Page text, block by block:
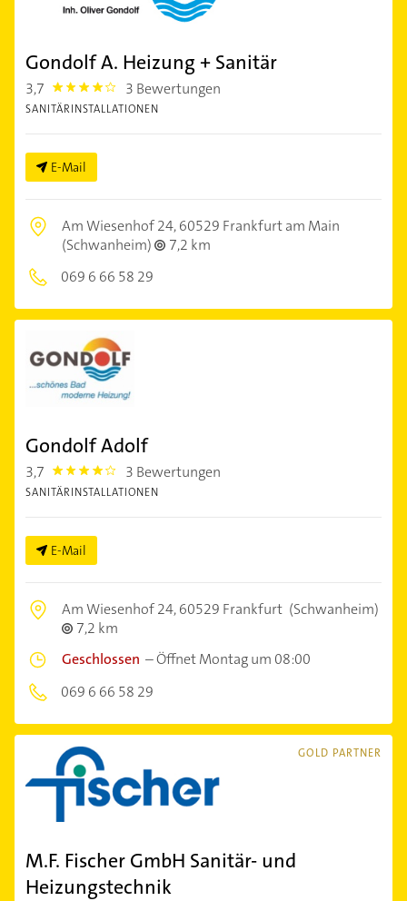
Gondolf A. Heizung + Sanitär
3,7 3.7 3 Bewertungen
SANITÄRINSTALLATIONEN
E-Mail
Am Wiesenhof 24,60529 Frankfurt am Main
(Schwanheim)
7,2 km
069 6 66 58 29
Gondolf Adolf
3,7 3.7 3 Bewertungen
SANITÄRINSTALLATIONEN
E-Mail
Am Wiesenhof 24,60529 Frankfurt (Schwanheim)
7,2 km
Geschlossen –Öffnet Montag um 08:00
069 6 66 58 29
GOLD PARTNER
M.F. Fischer GmbH Sanitär- und
Heizungstechnik